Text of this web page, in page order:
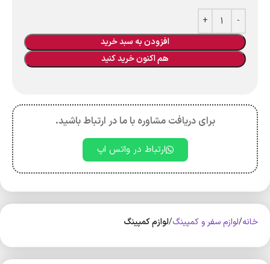
افزودن به سبد خرید
هم اکنون خرید کنید
برای دریافت مشاوره با ما در ارتباط باشید.
ارتباط در واتس اپ
خانه لوازم سفر و کمپینگ لوازم کمپینگ